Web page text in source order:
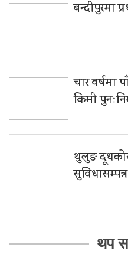
बन्दीपुरमा
चार वर्षमा
किमी
थुलुङ
थप